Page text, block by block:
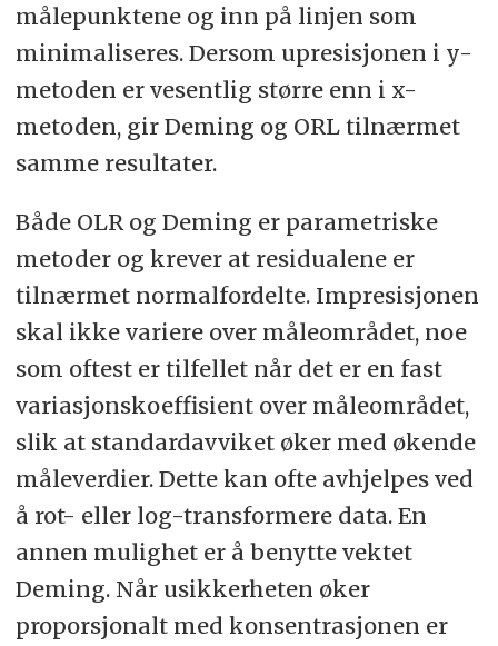
målepunktene og inn på linjen som
minimaliseres. Dersom upresisjonen i y-
metoden er vesentlig større enn i x-
metoden, gir Deming og ORL tilnærmet
samme resultater.
Både OLR og Deming er parametriske
metoder og krever at residualene er
tilnærmet normalfordelte. Impresisjonen
skal ikke variere over måleområdet, noe
som oftest er tilfellet når det er en fast
variasjonskoeffisient over måleområdet,
slik at standardavviket øker med økende
måleverdier. Dette kan ofte avhjelpes ved
å rot- eller log-transformere data. En
annen mulighet er å benytte vektet
Deming. Når usikkerheten øker
proporsjonalt med konsentrasjonen er